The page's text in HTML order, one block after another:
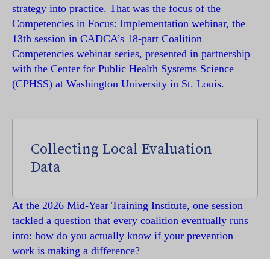
strategy into practice. That was the focus of the
Competencies in Focus: Implementation webinar, the
13th session in CADCA’s 18-part Coalition
Competencies webinar series, presented in partnership
with the Center for Public Health Systems Science
(CPHSS) at Washington University in St. Louis.
Collecting Local Evaluation
Data
At the 2026 Mid-Year Training Institute, one session
tackled a question that every coalition eventually runs
into: how do you actually know if your prevention
work is making a difference?